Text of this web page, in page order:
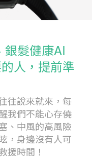
銀髮健康AI
人，提前準
往說來就來，每
我們不能心存僥
、中風的高風險
，身邊沒有人可
援時間！